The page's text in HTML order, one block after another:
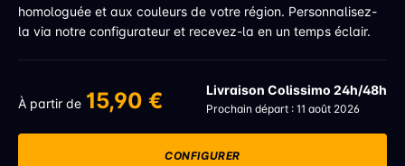
homologuée et aux couleurs de votre région. Personnalisez-
la via notre configurateur et recevez-la en un temps éclair.
À partir de 15,90 € Livraison Colissimo 24h/48h
Prochain départ : 11 août 2026
CONFIGURER